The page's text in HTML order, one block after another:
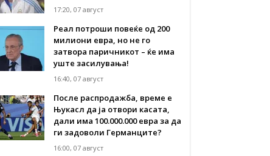
17:20, 07 август
Реал потроши повеќе од 200
милиони евра, но не го
затвора паричникот – ќе има
уште засилувања!
16:40, 07 август
После распродажба, време е
Њукасл да ја отвори касата,
дали има 100.000.000 евра за да
ги задоволи Германците?
16:00, 07 август